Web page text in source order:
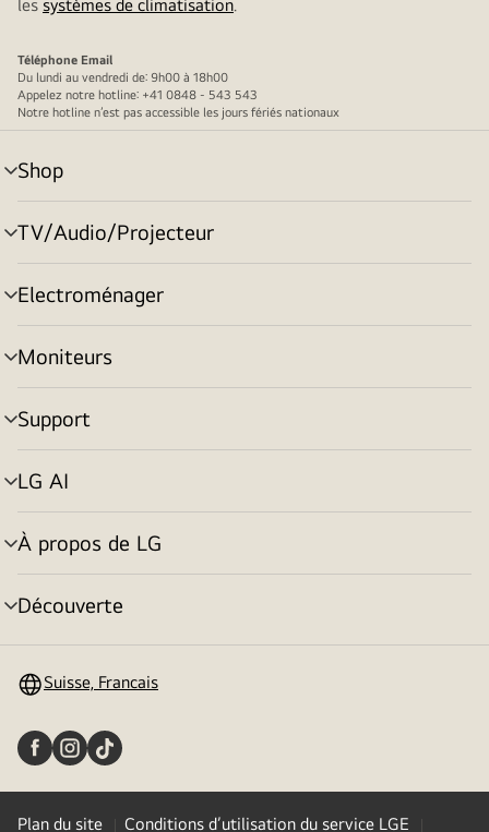
les systèmes de climatisation.
Téléphone Email
Du lundi au vendredi de: 9h00 à 18h00
Appelez notre hotline: +41 0848 - 543 543
Notre hotline n’est pas accessible les jours fériés nationaux
Shop
menu
déroulant
TV/Audio/Projecteur
menu
déroulant
Electroménager
menu
déroulant
Moniteurs
menu
déroulant
Support
menu
déroulant
LG AI
menu
déroulant
À propos de LG
menu
déroulant
Découverte
menu
Suisse, Francais
Plan du site Conditions d’utilisation du service LGE